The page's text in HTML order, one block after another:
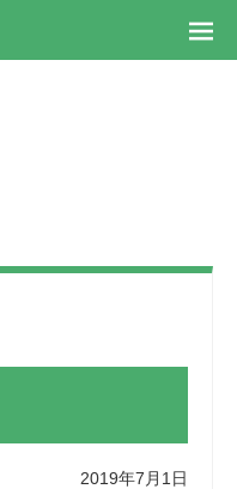
2019年7月1日